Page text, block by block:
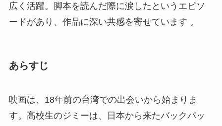
広く活躍。脚本を読んだ際に涙したというエピソ
ードがあり、作品に深い共感を寄せています​ 。
あらすじ
映画は、18年前の台湾での出会いから始まりま
す。高校生のジミーは、日本から来たバックパッ